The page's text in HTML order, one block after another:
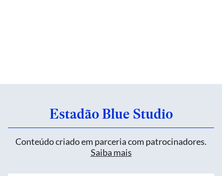
Estadão Blue Studio
Conteúdo criado em parceria com patrocinadores.
Saiba mais